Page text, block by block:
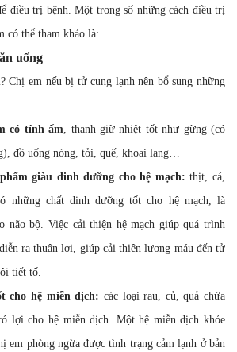
điều trị bệnh. Một trong số những cách điều trị
có thể tham khảo là:
uống
Chị em nếu bị tử cung lạnh nên bổ sung những
có tính ấm , thanh giữ nhiệt tốt như gừng (có
đồ uống nóng, tỏi, quế, khoai lang…
giàu dinh dưỡng cho hệ mạch:thịt, cá,
những chất dinh dưỡng tốt cho hệ mạch, là
não bộ. Việc cải thiện hệ mạch giúp quá trình
ra thuận lợi, giúp cải thiện lượng máu đến tử
tiết tố.
cho hệ miễn dịch: các loại rau, củ, quả chứa
lợi cho hệ miễn dịch. Một hệ miễn dịch khỏe
em phòng ngừa được tình trạng cảm lạnh ở bản